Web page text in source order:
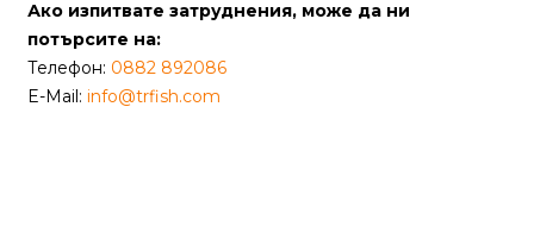
и
рекламация
Условия
Ако изпитвате затруднения, може да ни
потърсите на:
Телефон: 0882 892086
E-Mail: info@trfish.com